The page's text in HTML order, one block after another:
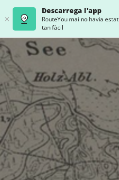
Descarrega l'app
RouteYou mai no havia estat
tan fàcil